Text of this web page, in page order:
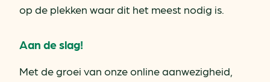
op de plekken waar dit het meest nodig is.
Aan de slag!
Met de groei van onze online aanwezigheid,